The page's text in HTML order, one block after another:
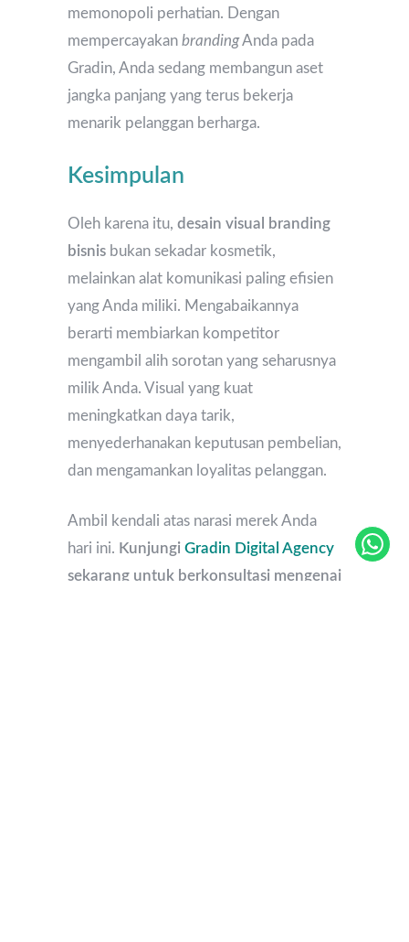
memonopoli perhatian. Dengan
mempercayakan brandingAnda pada
Gradin, Anda sedang membangun aset
jangka panjang yang terus bekerja
menarik pelanggan berharga.
Kesimpulan
Oleh karena itu, desain visual branding
bisnis bukan sekadar kosmetik,
melainkan alat komunikasi paling efisien
yang Anda miliki. Mengabaikannya
berarti membiarkan kompetitor
mengambil alih sorotan yang seharusnya
milik Anda. Visual yang kuat
meningkatkan daya tarik,
menyederhanakan keputusan pembelian,
dan mengamankan loyalitas pelanggan.
Ambil kendali atas narasi merek Anda
hari ini. Kunjungi Gradin Digital Agency
sekarang untuk berkonsultasi mengenai